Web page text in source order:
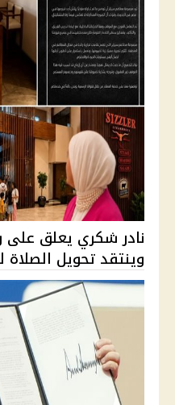
نادر شكري يعلق على
وينتقد تحويل